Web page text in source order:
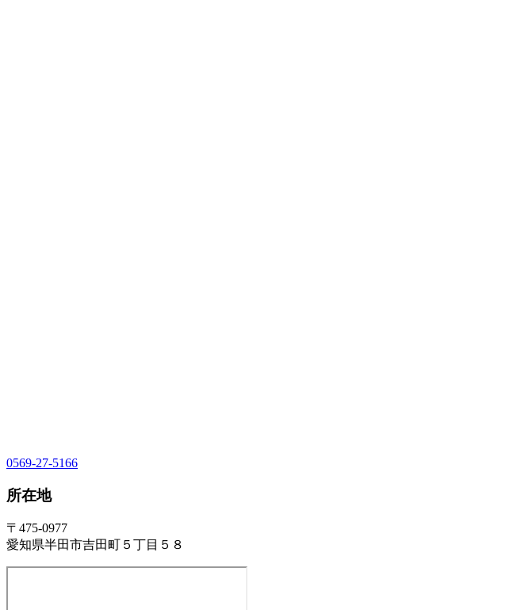
0569-27-5166
所在地
〒475-0977
愛知県半田市吉田町５丁目５８